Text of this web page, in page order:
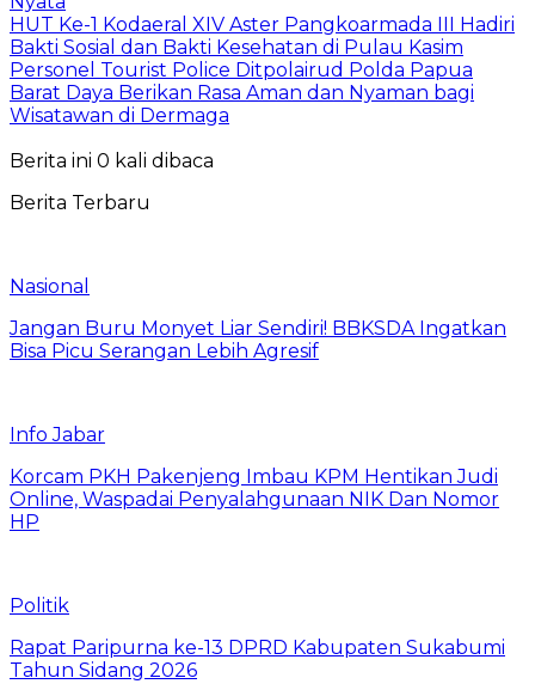
HUT Ke-1 Kodaeral XIV Aster Pangkoarmada III Hadiri
Bakti Sosial dan Bakti Kesehatan di Pulau Kasim
Personel Tourist Police Ditpolairud Polda Papua
Barat Daya Berikan Rasa Aman dan Nyaman bagi
Wisatawan di Dermaga
Berita ini 0 kali dibaca
Berita Terbaru
Nasional
Jangan Buru Monyet Liar Sendiri! BBKSDA Ingatkan
Bisa Picu Serangan Lebih Agresif
Info Jabar
Korcam PKH Pakenjeng Imbau KPM Hentikan Judi
Online, Waspadai Penyalahgunaan NIK Dan Nomor
HP
Politik
Rapat Paripurna ke-13 DPRD Kabupaten Sukabumi
Tahun Sidang 2026